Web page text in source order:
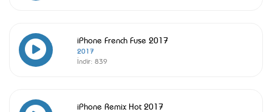
iPhone French Fuse 2017
2017
İndir: 839
iPhone Remix Hot 2017